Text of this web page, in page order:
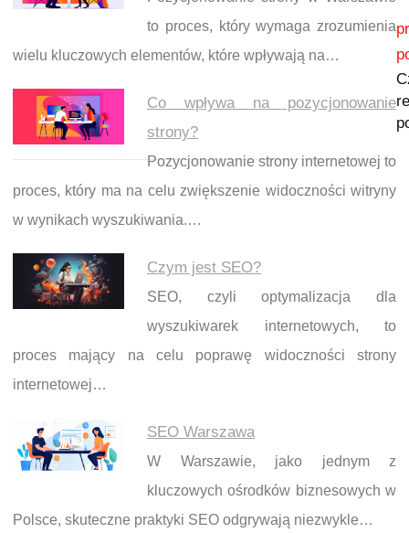
to proces, który wymaga zrozumienia
wielu kluczowych elementów, które wpływają na…
Co wpływa na pozycjonowanie
strony?
Pozycjonowanie strony internetowej to
proces, który ma na celu zwiększenie widoczności witryny
w wynikach wyszukiwania.…
Czym jest SEO?
SEO, czyli optymalizacja dla
wyszukiwarek internetowych, to
proces mający na celu poprawę widoczności strony
internetowej…
SEO Warszawa
W Warszawie, jako jednym z
kluczowych ośrodków biznesowych w
Polsce, skuteczne praktyki SEO odgrywają niezwykle…
Nawigacja wpisu